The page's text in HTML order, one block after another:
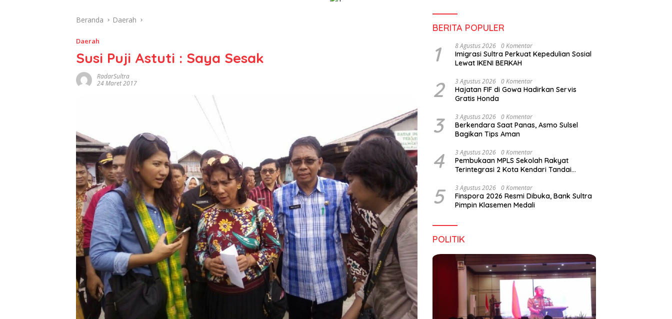
Beranda Daerah
Daerah
Susi Puji Astuti : Saya Sesak
RadarSultra
24 Maret 2017
BERITA POPULER
1 8 Agustus 2026 0 Komentar
Imigrasi Sultra Perkuat Kepedulian Sosial
Lewat IKENI BERKAH
2 3 Agustus 2026 0 Komentar
Hajatan FIF di Gowa Hadirkan Servis
Gratis Honda
3 3 Agustus 2026 0 Komentar
Berkendara Saat Panas, Asmo Sulsel
Bagikan Tips Aman
4 3 Agustus 2026 0 Komentar
Pembukaan MPLS Sekolah Rakyat
Terintegrasi 2 Kota Kendari Tandai
5 3 Agustus 2026 0 Komentar
Finspora 2026 Resmi Dibuka, Bank Sultra
Pimpin Klasemen Medali
POLITIK